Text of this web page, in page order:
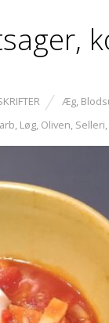
Æg,
, Løg, Oliven, Selleri,